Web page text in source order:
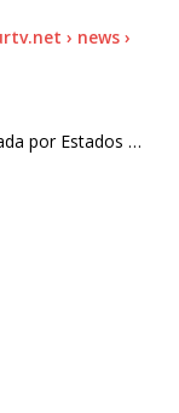
› news ›
por Estados …